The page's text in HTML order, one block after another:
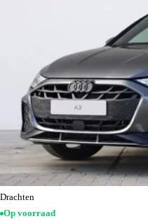
Drachten
Op voorraad